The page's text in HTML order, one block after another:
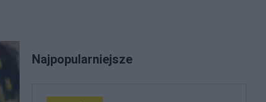
Najpopularniejsze